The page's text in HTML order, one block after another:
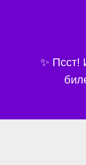
✨ Псст!